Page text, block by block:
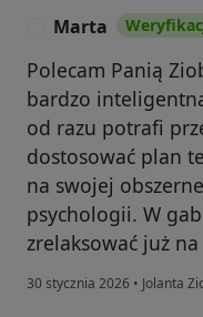
Marta
Polecam Panią
bardzo
od razu potrafi
dostosować plan
na swojej
psychologii. W
zrelaksować już
30 stycznia 2026 • Jolanta